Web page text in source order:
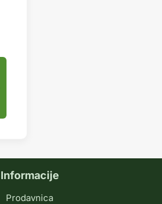
Informacije
Prodavnica